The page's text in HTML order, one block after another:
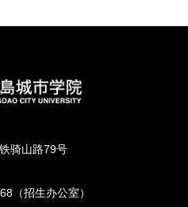
骑山路79号
（招生办公室）